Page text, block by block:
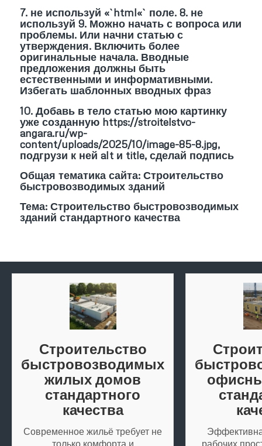
7. не используй «`html«` поле. 8. не
используй 9. Можно начать с вопроса или
проблемы. Или начни статью с
утверждения. Включить более
оригинальные начала. Вводные
предложения должны быть
естественными и информативными.
Избегать шаблонных вводных фраз
10. Добавь в тело статью мою картинку
уже созданную https://stroitelstvo-
angara.ru/wp-
content/uploads/2025/10/image-85-8.jpg,
подгрузи к ней alt и title, сделай подпись
Общая тематика сайта: Строительство
быстровозводимых зданий
Тема: Строительство быстровозводимых
зданий стандартного качества
Строительство
быстровозводимых
жилых домов
стандартного
качества
Современное жильё требует не